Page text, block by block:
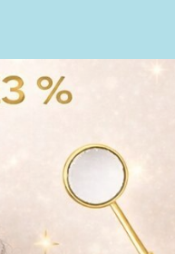
20.00
18.00
8 (843) 216-51-00